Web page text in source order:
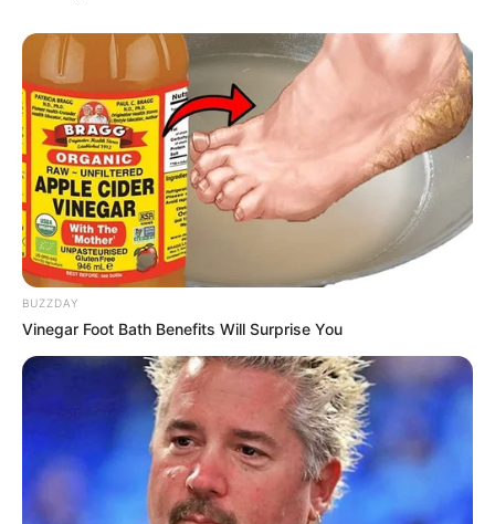
BUZZDAY
Vinegar Foot Bath Benefits Will Surprise You